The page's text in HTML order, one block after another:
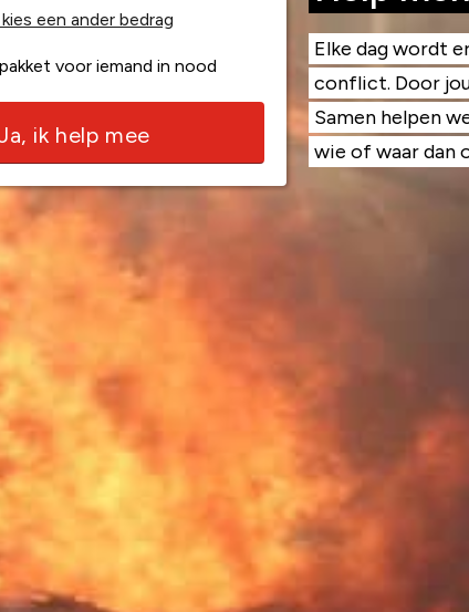
een ander bedrag
voor iemand in nood
ik help mee
Elke dag wordt
conflict. Door
Samen helpen
wie of waar dan